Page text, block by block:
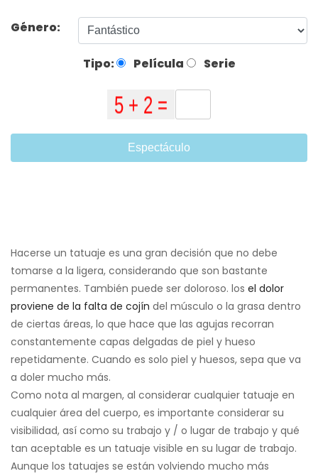
Género:
Tipo: Película Serie
Espectáculo
Hacerse un tatuaje es una gran decisión que no debe
tomarse a la ligera, considerando que son bastante
permanentes. También puede ser doloroso. los el dolor
proviene de la falta de cojín del músculo o la grasa dentro
de ciertas áreas, lo que hace que las agujas recorran
constantemente capas delgadas de piel y hueso
repetidamente. Cuando es solo piel y huesos, sepa que va
a doler mucho más.
Como nota al margen, al considerar cualquier tatuaje en
cualquier área del cuerpo, es importante considerar su
visibilidad, así como su trabajo y / o lugar de trabajo y qué
tan aceptable es un tatuaje visible en su lugar de trabajo.
Aunque los tatuajes se están volviendo mucho más